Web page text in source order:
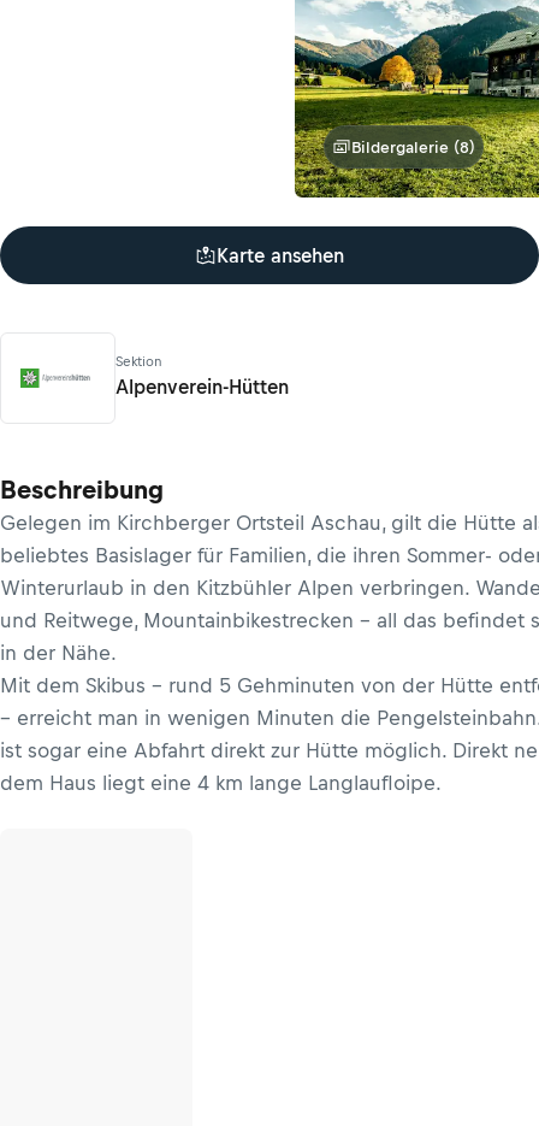
Bildergalerie (8)
Karte ansehen
Sektion
Alpenverein-Hütten
Beschreibung
Gelegen im Kirchberger Ortsteil Aschau, gilt die Hütte
beliebtes Basislager für Familien, die ihren Sommer-
Winterurlaub in den Kitzbühler Alpen verbringen.
und Reitwege, Mountainbikestrecken – all das befindet
in der Nähe.
Mit dem Skibus – rund 5 Gehminuten von der Hütte
– erreicht man in wenigen Minuten die
ist sogar eine Abfahrt direkt zur Hütte möglich. Direkt
dem Haus liegt eine 4 km lange Langlaufloipe.